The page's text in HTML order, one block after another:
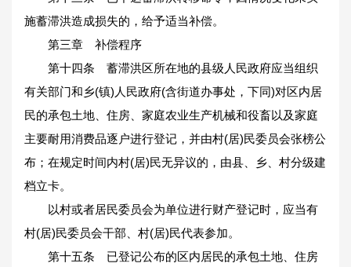
施蓄滞洪造成损失的，给予适当补偿。
第三章 补偿程序
第十四条 蓄滞洪区所在地的县级人民政府应当组织
有关部门和乡(镇)人民政府(含街道办事处，下同)对区内居
民的承包土地、住房、家庭农业生产机械和役畜以及家庭
主要耐用消费品逐户进行登记，并由村(居)民委员会张榜公
布；在规定时间内村(居)民无异议的，由县、乡、村分级建
档立卡。
以村或者居民委员会为单位进行财产登记时，应当有
村(居)民委员会干部、村(居)民代表参加。
第十五条 已登记公布的区内居民的承包土地、住房